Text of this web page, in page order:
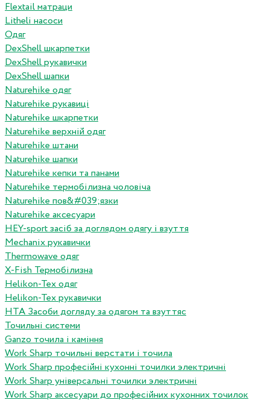
Flextail матраци
Litheli насоси
Одяг
DexShell шкарпетки
DexShell рукавички
DexShell шапки
Naturehike одяг
Naturehike рукавиці
Naturehike шкарпетки
Naturehike верхній одяг
Naturehike штани
Naturehike шапки
Naturehike кепки та панами
Naturehike термобілизна чоловіча
Naturehike пов&#039;язки
Naturehike аксесуари
HEY-sport засіб за доглядом одягу і взуття
Mechanix рукавички
Thermowave одяг
X-Fish Термобілизна
Helikon-Tex одяг
Helikon-Tex рукавички
HTA Засоби догляду за одягом та взуттяс
Точильні системи
Ganzo точила і каміння
Work Sharp точильні верстати і точила
Work Sharp професiйнi кухоннi точилки электричнi
Work Sharp унiверсальнi точилки электричнi
Work Sharp аксесуари до професiйних кухонних точилок